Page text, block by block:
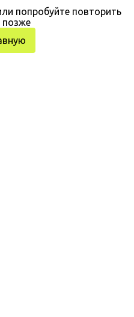
попробуйте повторить
позже